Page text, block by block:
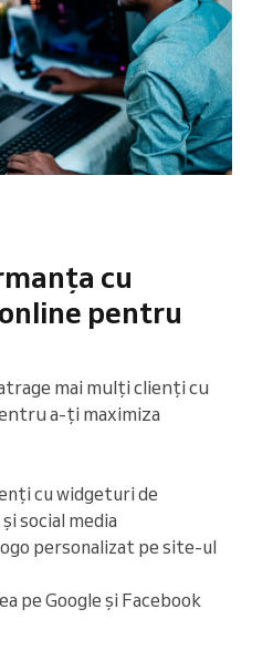
cu
pentru
mai mulți clienți cu
a-ți maximiza
cu widgeturi de
social media
personalizat pe site-ul
pe Google și Facebook